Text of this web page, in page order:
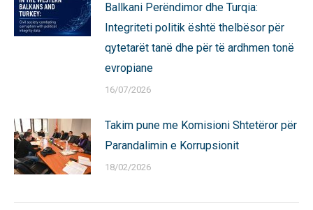
Ballkani Perëndimor dhe Turqia:
Integriteti politik është thelbësor për
qytetarët tanë dhe për të ardhmen tonë
evropiane
16/07/2026
Takim pune me Komisioni Shtetëror për
Parandalimin e Korrupsionit
18/02/2026